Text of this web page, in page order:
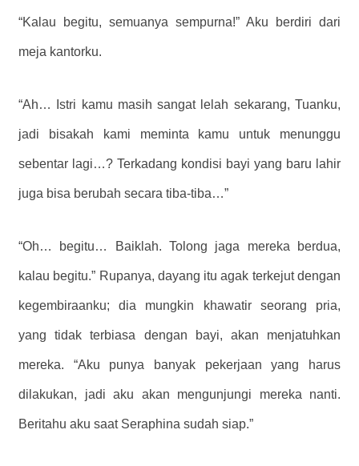
“Kalau begitu, semuanya sempurna!” Aku berdiri dari
meja kantorku.
“Ah… Istri kamu masih sangat lelah sekarang, Tuanku,
jadi bisakah kami meminta kamu untuk menunggu
sebentar lagi…? Terkadang kondisi bayi yang baru lahir
juga bisa berubah secara tiba-tiba…”
“Oh… begitu… Baiklah. Tolong jaga mereka berdua,
kalau begitu.” Rupanya, dayang itu agak terkejut dengan
kegembiraanku; dia mungkin khawatir seorang pria,
yang tidak terbiasa dengan bayi, akan menjatuhkan
mereka. “Aku punya banyak pekerjaan yang harus
dilakukan, jadi aku akan mengunjungi mereka nanti.
Beritahu aku saat Seraphina sudah siap.”